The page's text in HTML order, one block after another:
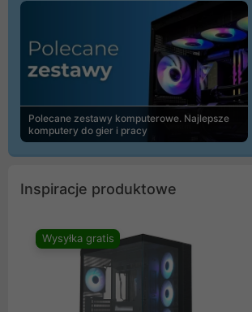
Polecane zestawy komputerowe. Najlepsze
komputery do gier i pracy
Inspiracje produktowe
Wysyłka gratis